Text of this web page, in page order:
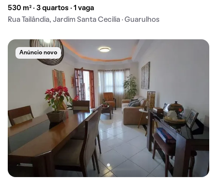
530 m² · 3 quartos · 1 vaga
Rua Tailândia, Jardim Santa Cecilia · Guarulhos
Anúncio novo